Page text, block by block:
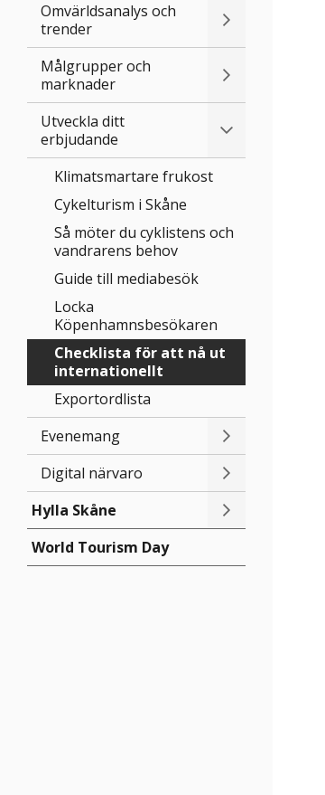
Omvärldsanalys och
trender
Målgrupper och
marknader
Utveckla ditt
erbjudande
Klimatsmartare frukost
Cykelturism i Skåne
Så möter du cyklistens och
vandrarens behov
Guide till mediabesök
Locka
Köpenhamnsbesökaren
Checklista för att nå ut
internationellt
Exportordlista
Evenemang
Digital närvaro
Hylla Skåne
World Tourism Day